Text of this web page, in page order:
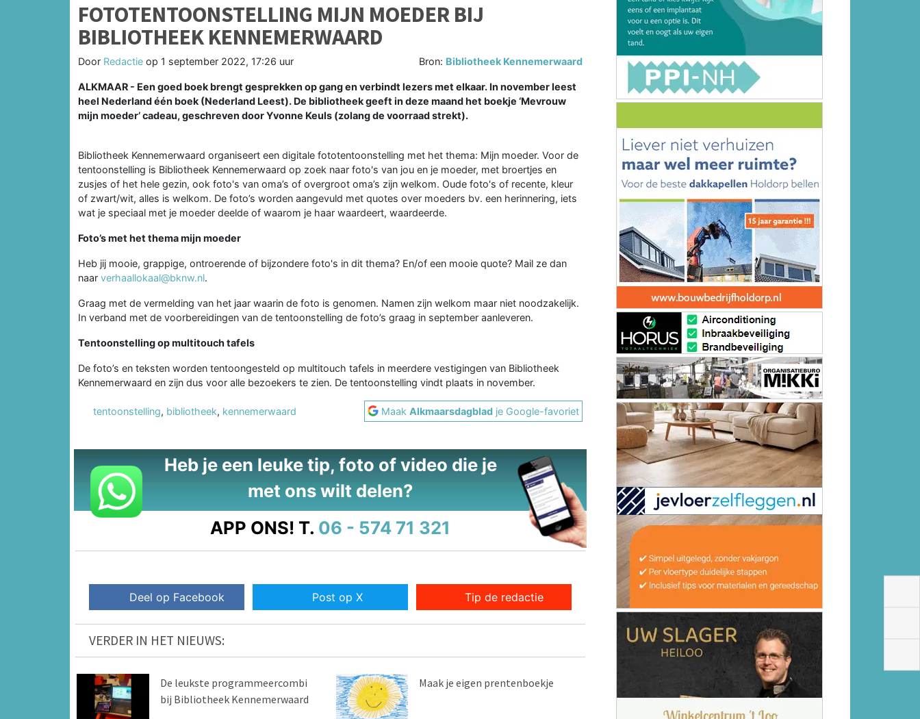
FOTOTENTOONSTELLING MIJN MOEDER BIJ
BIBLIOTHEEK KENNEMERWAARD
Door Redactie op 1 september 2022, 17:26 uur Bron: Bibliotheek Kennemerwaard
ALKMAAR - Een goed boek brengt gesprekken op gang en verbindt lezers met elkaar. In november leest
heel Nederland één boek (Nederland Leest). De bibliotheek geeft in deze maand het boekje ‘Mevrouw
mijn moeder’ cadeau, geschreven door Yvonne Keuls (zolang de voorraad strekt).
Bibliotheek Kennemerwaard organiseert een digitale fototentoonstelling met het thema: Mijn moeder. Voor de
tentoonstelling is Bibliotheek Kennemerwaard op zoek naar foto's van jou en je moeder, met broertjes en
zusjes of het hele gezin, ook foto's van oma’s of overgroot oma’s zijn welkom. Oude foto's of recente, kleur
of zwart/wit, alles is welkom. De foto’s worden aangevuld met quotes over moeders bv. een herinnering, iets
wat je speciaal met je moeder deelde of waarom je haar waardeert, waardeerde.
Foto’s met het thema mijn moeder
Heb jij mooie, grappige, ontroerende of bijzondere foto's in dit thema? En/of een mooie quote? Mail ze dan
naar verhaallokaal@bknw.nl.
Graag met de vermelding van het jaar waarin de foto is genomen. Namen zijn welkom maar niet noodzakelijk.
In verband met de voorbereidingen van de tentoonstelling de foto’s graag in september aanleveren.
Tentoonstelling op multitouch tafels
De foto’s en teksten worden tentoongesteld op multitouch tafels in meerdere vestigingen van Bibliotheek
Kennemerwaard en zijn dus voor alle bezoekers te zien. De tentoonstelling vindt plaats in november.
tentoonstelling, bibliotheek, kennemerwaard MaakAlkmaarsdagblad je Google-favoriet
Heb je een leuke tip, foto of video die je
met ons wilt delen?
APP ONS! T. 06 - 574 71 321
Deel op Facebook Post op X Tip de redactie
VERDER IN HET NIEUWS:
De leukste programmeercombi
bij Bibliotheek Kennemerwaard
Maak je eigen prentenboekje